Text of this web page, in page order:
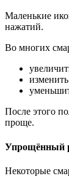
Маленькие
нажатий.
Во многих
После этого
проще.
Упрощённый
Некоторые